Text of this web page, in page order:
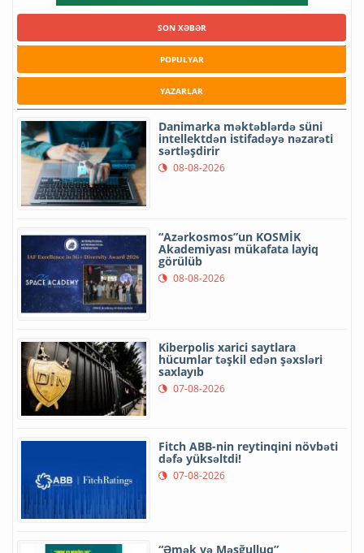
SON XƏBƏR
POPULYAR
YAZARLAR
Danimarka məktəblərdə süni
intellektdən istifadəyə nəzarəti
sərtləşdirir
08-08-2026
“Azərkosmos”un KOSMİK
Akademiyası mükafata layiq
görülüb
08-08-2026
Kiberpolis xarici saytlara
hücumlar təşkil edən şəxsləri
saxlayıb
07-08-2026
Fitch ABB-nin reytinqini növbəti
dəfə yüksəltdi!
07-08-2026
“Əmək və Məşğulluq”